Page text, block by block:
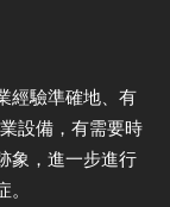
經驗準確地、有
設備，有需要時
象，進一步進行